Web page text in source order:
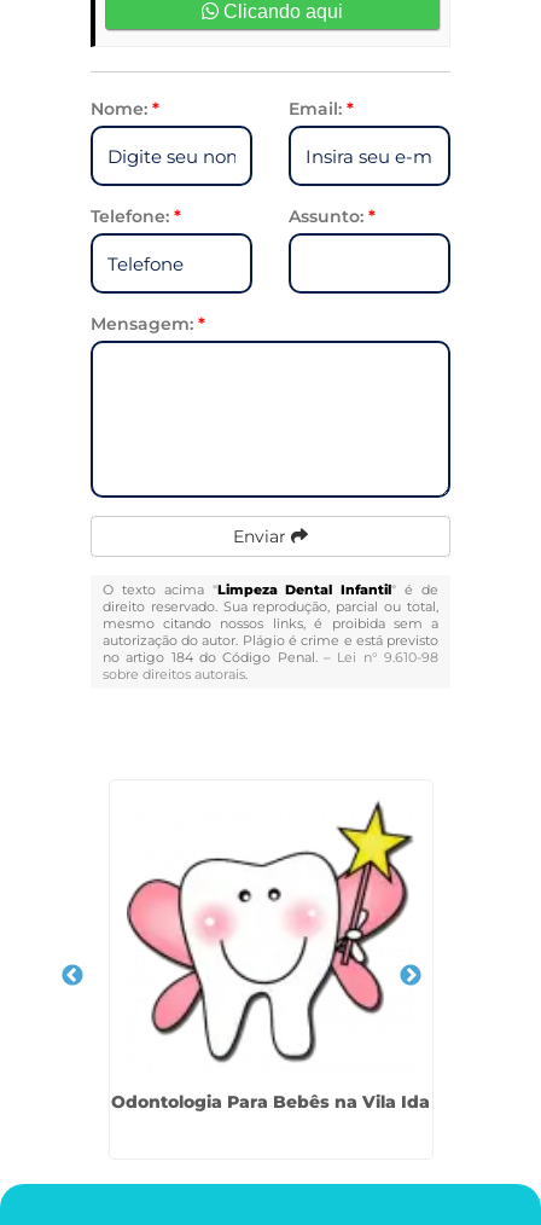
Clicando aqui
Nome: * Email: *
Telefone: * Assunto: *
Mensagem: *
Enviar
O texto acima "Limpeza Dental Infantil" é de
direito reservado. Sua reprodução, parcial ou total,
mesmo citando nossos links, é proibida sem a
autorização do autor. Plágio é crime e está previsto
no artigo 184 do Código Penal. – Lei n° 9.610-98
sobre direitos autorais.
Odontologia Para Bebês na Vila Ida